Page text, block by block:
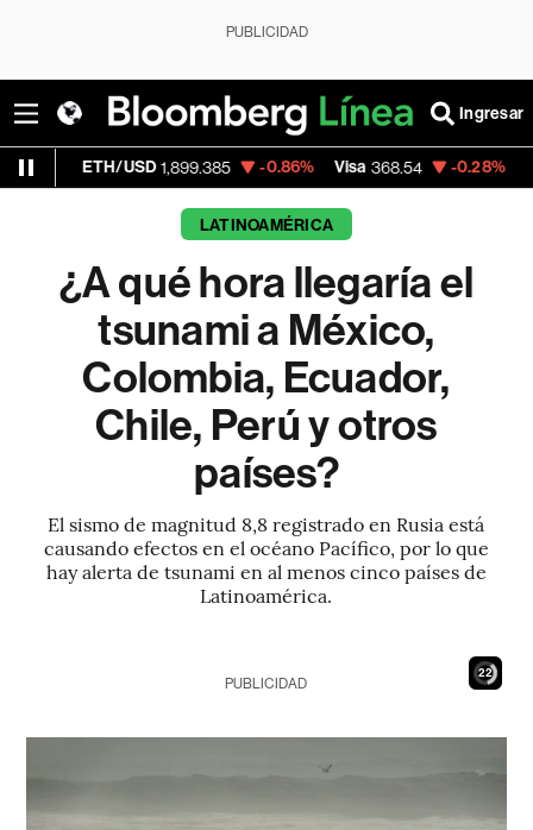
PUBLICIDAD
Ingresar
1,899.385 -0.86% Visa 368.54 -0.28%
LATINOAMÉRICA
¿A qué hora llegaría el
tsunami a México,
Colombia, Ecuador,
Chile, Perú y otros
países?
El sismo de magnitud 8,8 registrado en Rusia está
causando efectos en el océano Pacífico, por lo que
hay alerta de tsunami en al menos cinco países de
Latinoamérica.
21
PUBLICIDAD